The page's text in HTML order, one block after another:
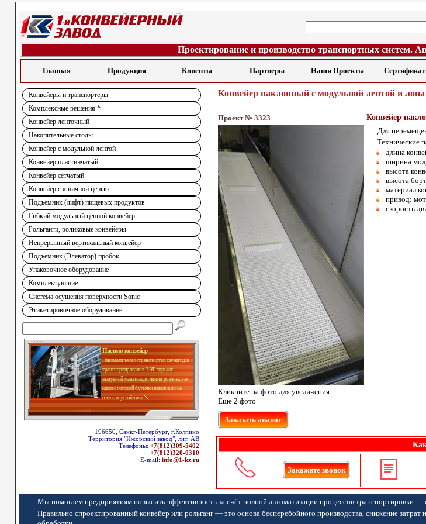
Проектирование и производство транспортных систем.
Главная Продукция Клиенты Партнеры Наши Проекты
Конвейеры и транспортеры
Комплексные решения *
Конвейер ленточный
Накопительные столы
Конвейер с модульной лентой
Конвейер пластинчатый
Конвейер сетчатый
Конвейер с ящичной цепью
Подъемник (лифт) пищевых продуктов
Гибкий модульный цепной конвейер
Рольганги, роликовые конвейеры
Непрерывный вертикальный конвейер
Подъёмник (Элеватор) пробок
Упаковочное оборудование
Комплектующие
Система осушения поверхности Sonic
Этикетировочное оборудование
Пневмо конвейер
Пневматический транспортер служит для
транспортирования ПЭТ-тары от
выдувной машины до линии розлива, так
как вес готовой бутылки невелик и она
очень неустойчива
196650, Санкт-Петербург, г.Колпино
Территория "Ижорский завод", лит. АВ
Телефоны: +7(812)309-5402
+7(812)320-0310
E-mail: info@1-kz.ru
Конвейер наклонный с модульной лентой и
Проект № 3323 Конвейер
Кликните на фото для увеличения
Еще 2 фото
Заказать аналог
Для
Технические
длина
ширина
высота
высота
материал
привод:
скорость
Закажите звонок
Мы помогаем предприятиям повысить эффективность за счёт полной автоматизации процессов транспортировки
Правильно спроектированный конвейер или рольганг — это основа бесперебойного производства, снижение затрат